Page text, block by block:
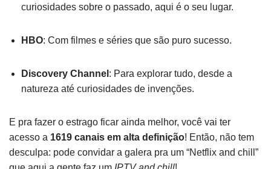
curiosidades sobre o passado, aqui é o seu lugar.
HBO: Com filmes e séries que são puro sucesso.
Discovery Channel : Para explorar tudo, desde a
natureza até curiosidades de invenções.
E pra fazer o estrago ficar ainda melhor, você vai ter
acesso a 1619 canais em alta definição! Então, não tem
desculpa: pode convidar a galera pra um “Netflix and chill”